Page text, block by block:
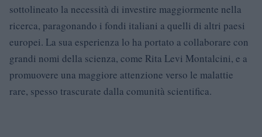
sottolineato la necessità di investire maggiormente nella
ricerca, paragonando i fondi italiani a quelli di altri paesi
europei. La sua esperienza lo ha portato a collaborare con
grandi nomi della scienza, come Rita Levi Montalcini, e a
promuovere una maggiore attenzione verso le malattie
rare, spesso trascurate dalla comunità scientifica.